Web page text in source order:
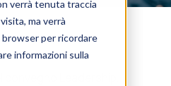
verrà tenuta traccia
ma verrà
per ricordare
informazioni sulla
Leadership,